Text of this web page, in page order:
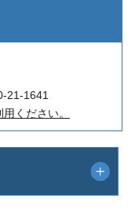
21-1641
ください。